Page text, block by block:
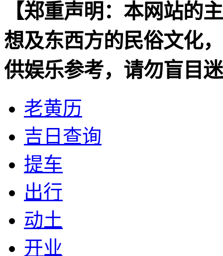
【郑重声明：本网站的
想及东西方的民俗文化
供娱乐参考，请勿盲目
老黄历
吉日查询
提车
出行
动土
开业